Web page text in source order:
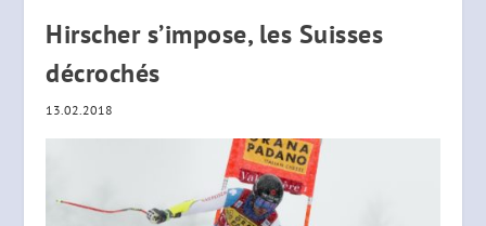
Hirscher s’impose, les Suisses
décrochés
13.02.2018